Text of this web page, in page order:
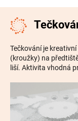
Tečkování je
(kroužky) na
liší. Aktivita vhodná